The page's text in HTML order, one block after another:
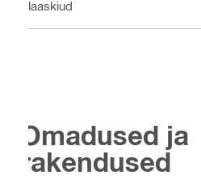
Klaaskiud
Omadused ja
rakendused